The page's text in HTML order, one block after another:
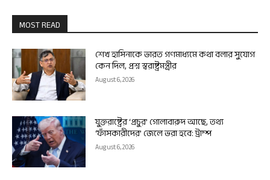
MOST READ
শেখ হাসিনাকে ভারত গণমাধ্যমে কথা বলার সুযোগ
কেন দিল, প্রশ্ন স্বরাষ্ট্রমন্ত্রীর
August 6, 2026
যুক্তরাষ্ট্রের ‘প্রচুর’ গোলাবারুদ আছে, তথ্য
‘ফাঁসকারীদের’ জেলে ভরা হবে: ট্রাম্প
August 6, 2026